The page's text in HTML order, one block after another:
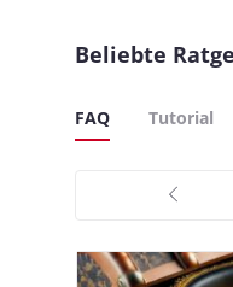
Beliebte
FAQ Tutorial